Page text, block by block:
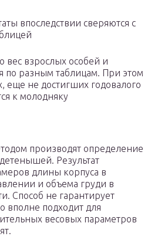
впоследствии сверяются с
вес взрослых особей и
по разным таблицам. При этом
еще не достигших годовалого
к молодняку
производят определение
Результат
длины корпуса в
и объема груди в
Способ не гарантирует
вполне подходит для
весовых параметров